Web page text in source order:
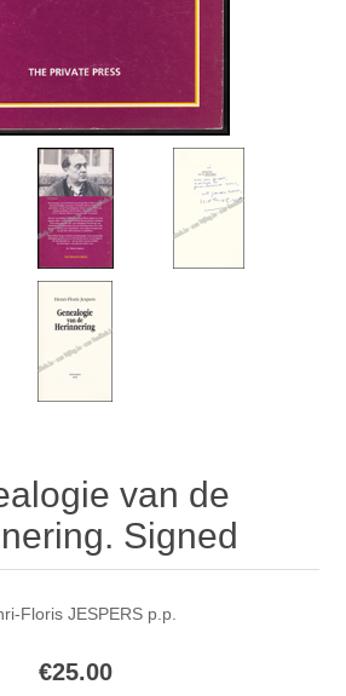
van de
Signed
Floris JESPERS p.p.
€25.00